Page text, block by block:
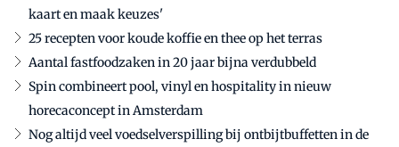
kaart en maak keuzes'
25 recepten voor koude koffie en thee op het terras
Aantal fastfoodzaken in 20 jaar bijna verdubbeld
Spin combineert pool, vinyl en hospitality in nieuw
horecaconcept in Amsterdam
Nog altijd veel voedselverspilling bij ontbijtbuffetten in de